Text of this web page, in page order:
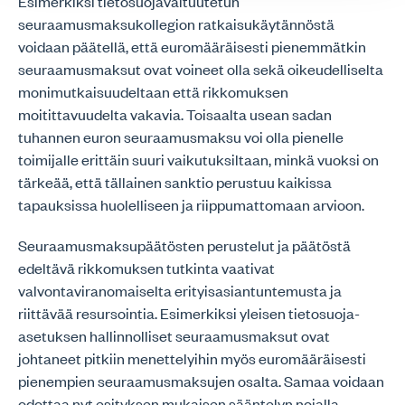
seuraamusmaksukollegion ratkaisukäytännöstä
voidaan päätellä, että euromääräisesti pienemmätkin
seuraamusmaksut ovat voineet olla sekä oikeudelliselta
monimutkaisuudeltaan että rikkomuksen
moitittavuudelta vakavia. Toisaalta usean sadan
tuhannen euron seuraamusmaksu voi olla pienelle
toimijalle erittäin suuri vaikutuksiltaan, minkä vuoksi on
tärkeää, että tällainen sanktio perustuu kaikissa
tapauksissa huolelliseen ja riippumattomaan arvioon.
Seuraamusmaksupäätösten perustelut ja päätöstä
edeltävä rikkomuksen tutkinta vaativat
valvontaviranomaiselta erityisasiantuntemusta ja
riittävää resursointia. Esimerkiksi yleisen tietosuoja-
asetuksen hallinnolliset seuraamusmaksut ovat
johtaneet pitkiin menettelyihin myös euromääräisesti
pienempien seuraamusmaksujen osalta. Samaa voidaan